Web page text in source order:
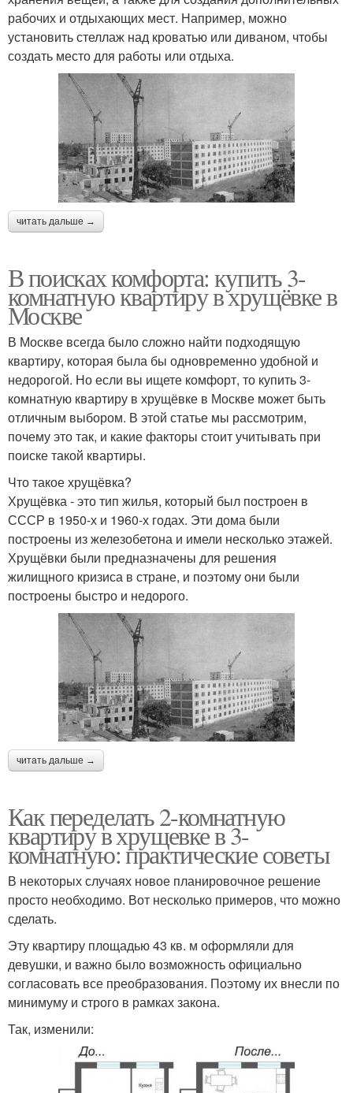
рабочих и отдыхающих мест. Например, можно
установить стеллаж над кроватью или диваном, чтобы
создать место для работы или отдыха.
читать дальше →
В поисках комфорта: купить 3-
комнатную квартиру в хрущёвке в
Москве
В Москве всегда было сложно найти подходящую
квартиру, которая была бы одновременно удобной и
недорогой. Но если вы ищете комфорт, то купить 3-
комнатную квартиру в хрущёвке в Москве может быть
отличным выбором. В этой статье мы рассмотрим,
почему это так, и какие факторы стоит учитывать при
поиске такой квартиры.
Что такое хрущёвка?
Хрущёвка - это тип жилья, который был построен в
СССР в 1950-х и 1960-х годах. Эти дома были
построены из железобетона и имели несколько этажей.
Хрущёвки были предназначены для решения
жилищного кризиса в стране, и поэтому они были
построены быстро и недорого.
читать дальше →
Как переделать 2-комнатную
квартиру в хрущевке в 3-
комнатную: практические советы
В некоторых случаях новое планировочное решение
просто необходимо. Вот несколько примеров, что можно
сделать.
Эту квартиру площадью 43 кв. м оформляли для
девушки, и важно было возможность официально
согласовать все преобразования. Поэтому их внесли по
минимуму и строго в рамках закона.
Так, изменили: